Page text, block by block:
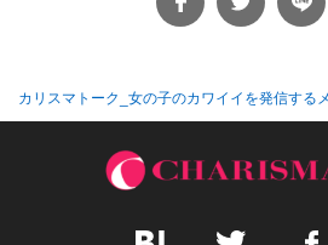
カリスマトーク_女の子のカワイイを発信する